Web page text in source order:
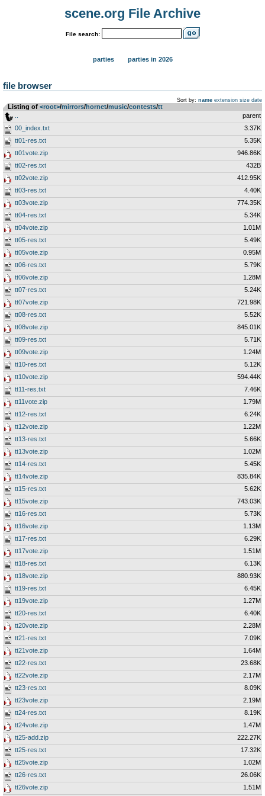
scene.org File Archive
File search:
parties parties in 2026
file browser
Sort by: name extension size date
Listing of <root>­/­mirrors­/­hornet­/­music­/­contests­/­tt
parent
00_index.txt
3.37K
tt01-res.txt
5.35K
tt01vote.zip
946.86K
tt02-res.txt
432B
tt02vote.zip
412.95K
tt03-res.txt
4.40K
tt03vote.zip
774.35K
tt04-res.txt
5.34K
tt04vote.zip
1.01M
tt05-res.txt
5.49K
tt05vote.zip
0.95M
tt06-res.txt
5.79K
tt06vote.zip
1.28M
tt07-res.txt
5.24K
tt07vote.zip
721.98K
tt08-res.txt
5.52K
tt08vote.zip
845.01K
tt09-res.txt
5.71K
tt09vote.zip
1.24M
tt10-res.txt
5.12K
tt10vote.zip
594.44K
tt11-res.txt
7.46K
tt11vote.zip
1.79M
tt12-res.txt
6.24K
tt12vote.zip
1.22M
tt13-res.txt
5.66K
tt13vote.zip
1.02M
tt14-res.txt
5.45K
tt14vote.zip
835.84K
tt15-res.txt
5.62K
tt15vote.zip
743.03K
tt16-res.txt
5.73K
tt16vote.zip
1.13M
tt17-res.txt
6.29K
tt17vote.zip
1.51M
tt18-res.txt
6.13K
tt18vote.zip
880.93K
tt19-res.txt
6.45K
tt19vote.zip
1.27M
tt20-res.txt
6.40K
tt20vote.zip
2.28M
tt21-res.txt
7.09K
tt21vote.zip
1.64M
tt22-res.txt
23.68K
tt22vote.zip
2.17M
tt23-res.txt
8.09K
tt23vote.zip
2.19M
tt24-res.txt
8.19K
tt24vote.zip
1.47M
tt25-add.zip
222.27K
tt25-res.txt
17.32K
tt25vote.zip
1.02M
tt26-res.txt
26.06K
tt26vote.zip
1.51M